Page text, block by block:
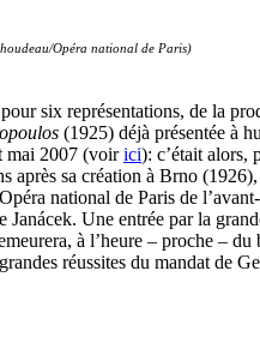
Opéra national de Paris)
six représentations, de la
(1925) déjà présentée à
mai 2007 (voirici): c’était alors,
après sa création à Brno (1926),
national de Paris de
Janácek. Une entrée par la
à l’heure – proche – du
réussites du mandat de